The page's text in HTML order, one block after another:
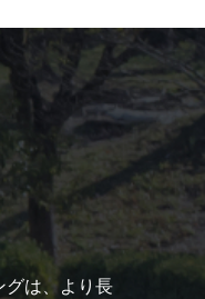
は、より長